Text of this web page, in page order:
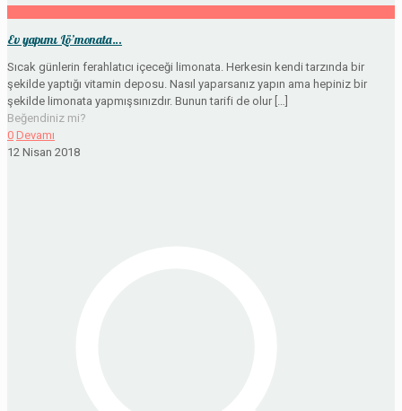
Ev yapımı Lö’monata…
Sıcak günlerin ferahlatıcı içeceği limonata. Herkesin kendi tarzında bir
şekilde yaptığı vitamin deposu. Nasıl yaparsanız yapın ama hepiniz bir
şekilde limonata yapmışsınızdır. Bunun tarifi de olur […]
Beğendiniz mi?
0 Devamı
12 Nisan 2018